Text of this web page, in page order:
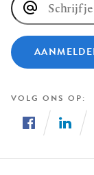
E-
VOLG ONS OP
ons
ons